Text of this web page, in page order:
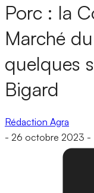
Porc : la
Marché
quelques
Bigard
Rédaction Agra
- 26 octobre 2023 -